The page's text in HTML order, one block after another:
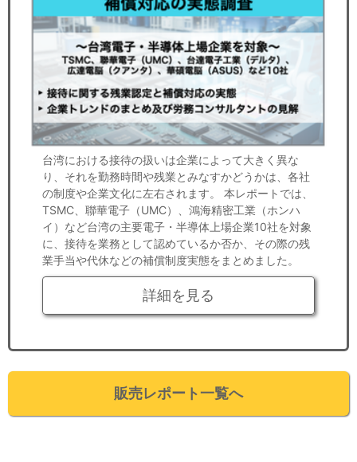
台湾における接待の扱いは企業によって大きく異な
り、それを勤務時間や残業とみなすかどうかは、各社
の制度や企業文化に左右されます。 本レポートでは、
TSMC、聯華電子（UMC）、鴻海精密工業（ホンハ
イ）など台湾の主要電子・半導体上場企業10社を対象
に、接待を業務として認めているか否か、その際の残
業手当や代休などの補償制度実態をまとめました。
詳細を見る
販売レポート一覧へ